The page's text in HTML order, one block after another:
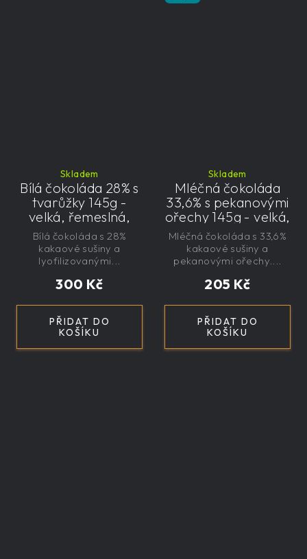
Skladem
Bílá čokoláda 28% s
tvarůžky 145g -
velká, řemeslná,
exkluzivní, dárková
300 Kč
PŘIDAT DO
KOŠÍKU
Bílá čokoláda s 28%
kakaové sušiny a
lyofilizovanými...
Skladem
Mléčná čokoláda
33,6% s pekanovými
ořechy 145g - velká,
řemeslná,
exkluzivní, dárková
205 Kč
PŘIDAT DO
KOŠÍKU
Mléčná čokoláda s 33,6%
kakaové sušiny a
pekanovými ořechy....